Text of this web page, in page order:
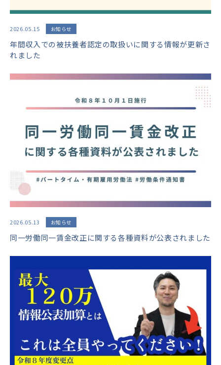
2026.05.15 お知らせ
年間収入での被扶養者認定の取扱いに関する情報が更新さ
れました
2026.05.13 お知らせ
同一労働同一賃金改正に関する各種資料が公表されました